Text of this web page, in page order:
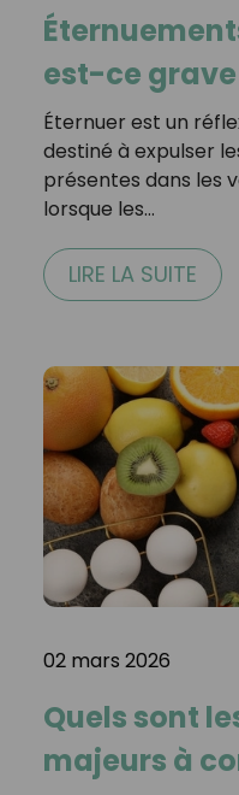
est-ce grave
Éternuer est un
destiné à expulser
présentes dans les
lorsque les…
LIRE LA SUITE
02 mars 2026
Quels sont
majeurs à